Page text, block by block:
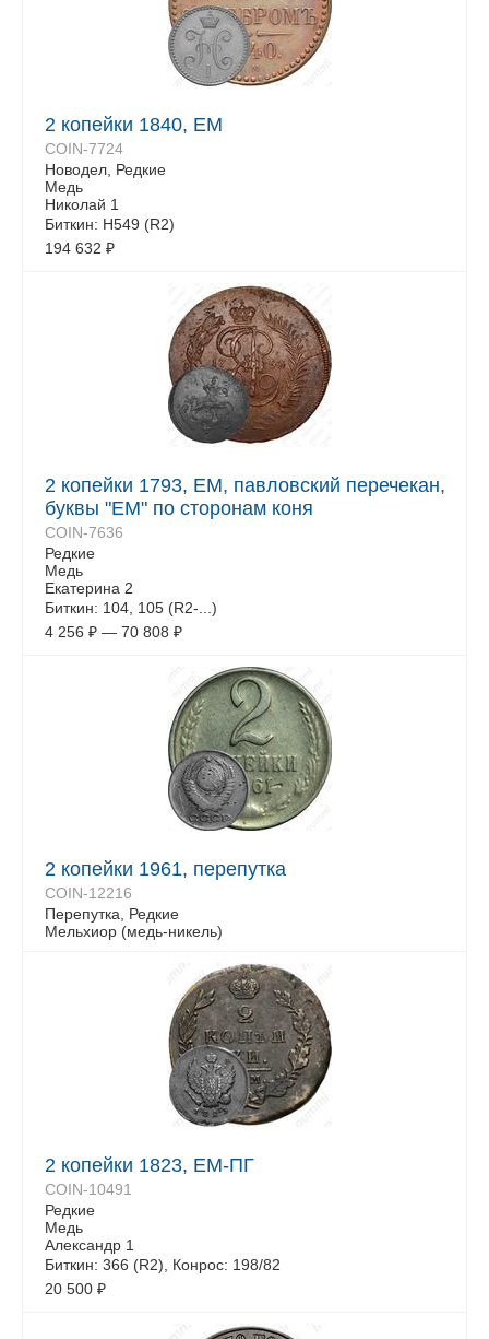
2 копейки 1840, ЕМ
COIN-7724
Новодел, Редкие
Медь
Николай 1
Биткин: Н549 (R2)
194 632 ₽
2 копейки 1793, ЕМ, павловский перечекан,
буквы "ЕМ" по сторонам коня
COIN-7636
Редкие
Медь
Екатерина 2
Биткин: 104, 105 (R2-...)
4 256 ₽ — 70 808 ₽
2 копейки 1961, перепутка
COIN-12216
Перепутка, Редкие
Мельхиор (медь-никель)
2 копейки 1823, ЕМ-ПГ
COIN-10491
Редкие
Медь
Александр 1
Биткин: 366 (R2), Конрос: 198/82
20 500 ₽